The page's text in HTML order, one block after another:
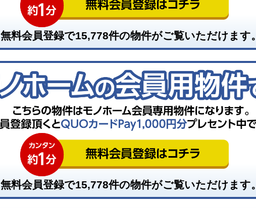
無料会員登録で15,778件の物件がご覧いただけます。
無料会員登録で15,778件の物件がご覧いただけます。